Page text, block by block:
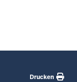
Drucken